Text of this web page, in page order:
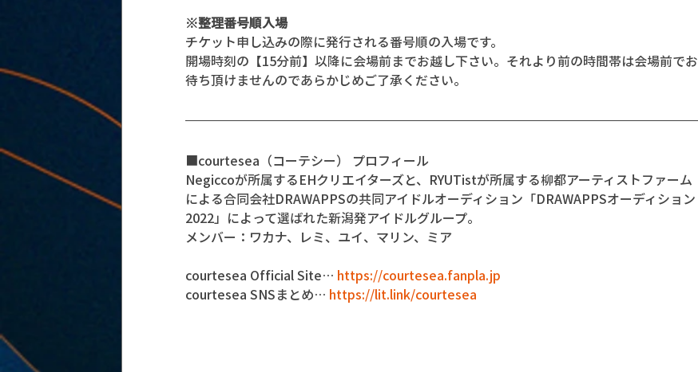
※整理番号順入場
チケット申し込みの際に発行される番号順の入場です。
開場時刻の【15分前】以降に会場前までお越し下さい。それより前の時間帯は会場前でお
待ち頂けませんのであらかじめご了承ください。
■courtesea（コーテシー） プロフィール
Negiccoが所属するEHクリエイターズと、RYUTistが所属する柳都アーティストファーム
による合同会社DRAWAPPSの共同アイドルオーディション「DRAWAPPSオーディション
2022」によって選ばれた新潟発アイドルグループ。
メンバー：ワカナ、レミ、ユイ、マリン、ミア
courtesea Official Site… https://courtesea.fanpla.jp
courtesea SNSまとめ… https://lit.link/courtesea